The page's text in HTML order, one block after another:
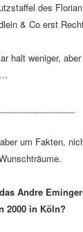
des
& Co erst
halt weniger,
um Fakten,
Andre
2000 in Köln?